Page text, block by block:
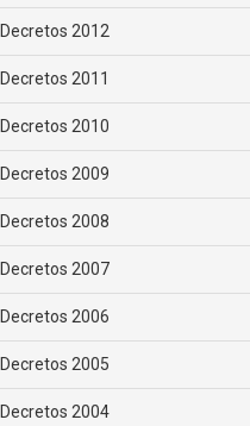
Decretos 2012
Decretos 2011
Decretos 2010
Decretos 2009
Decretos 2008
Decretos 2007
Decretos 2006
Decretos 2005
Decretos 2004